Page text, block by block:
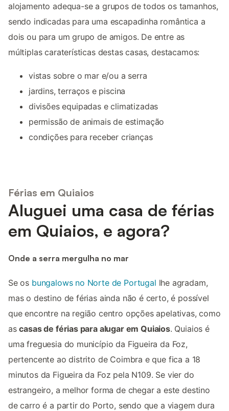
alojamento adequa-se a grupos de todos os tamanhos,
sendo indicadas para uma escapadinha romântica a
dois ou para um grupo de amigos. De entre as
múltiplas caraterísticas destas casas, destacamos:
vistas sobre o mar e/ou a serra
jardins, terraços e piscina
divisões equipadas e climatizadas
permissão de animais de estimação
condições para receber crianças
Férias em Quiaios
Aluguei uma casa de férias
em Quiaios, e agora?
Onde a serra mergulha no mar
Se os bungalows no Norte de Portugal lhe agradam,
mas o destino de férias ainda não é certo, é possível
que encontre na região centro opções apelativas, como
ascasas de férias para alugar em Quiaios. Quiaios é
uma freguesia do município da Figueira da Foz,
pertencente ao distrito de Coimbra e que fica a 18
minutos da Figueira da Foz pela N109. Se vier do
estrangeiro, a melhor forma de chegar a este destino
de carro é a partir do Porto, sendo que a viagem dura